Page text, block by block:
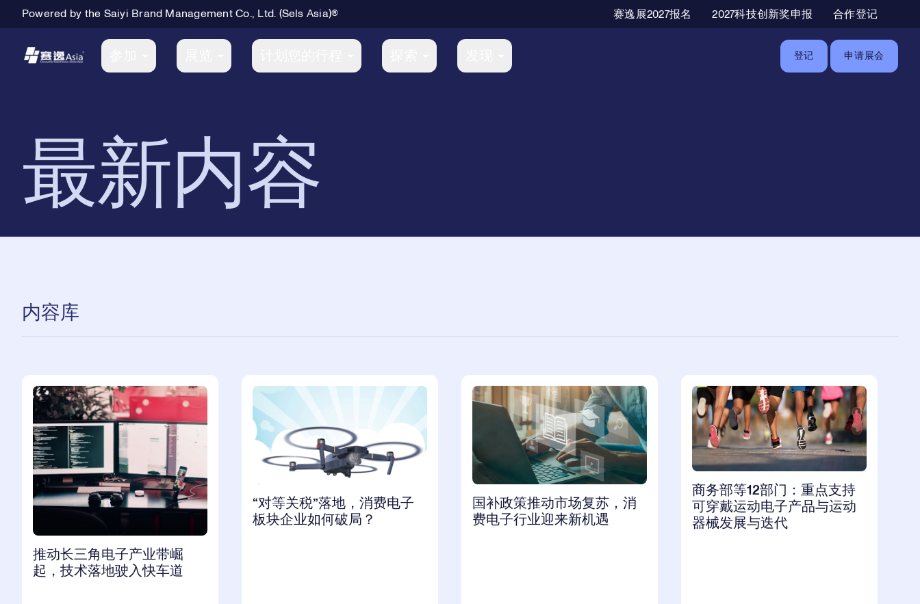
Powered by the Saiyi Brand Management Co., Ltd. (Sels Asia)® 辅助导航
赛逸展2027报名 2027科技创新奖申报 合作登记
Primary Navigation
登记 申请展会
最新内容
内容库
推动长三角电子产业带崛
起，技术落地驶入快车道
“对等关税”落地，消费电子
板块企业如何破局？
国补政策推动市场复苏，消
费电子行业迎来新机遇
商务部等12部门：重点支持
可穿戴运动电子产品与运动
器械发展与迭代